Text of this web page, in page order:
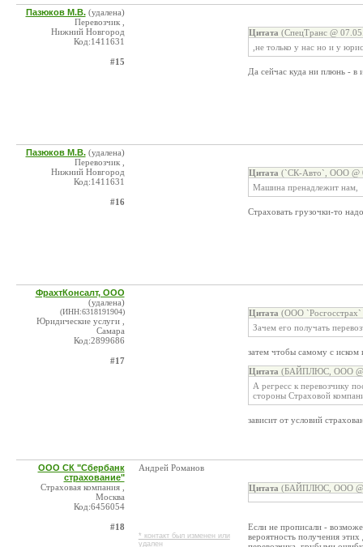
Пазюков М.В. (удалена)
Перевозчик ,
Нижний Новгород
Код:1411631
#15
Цитата (СпецТранс @
,не только у нас но и у
Да сейчас куда ни плюнь - в
Пазюков М.В. (удалена)
Перевозчик ,
Нижний Новгород
Код:1411631
#16
Цитата (`СК-Авто`, ООО @
Машина пренадлежит нам,
Страховать грузочки-то
ФрахтКонсалт, ООО
(удалена)
(ИНН:6318191904)
Юридические услуги ,
Самара
Код:2899686
#17
Цитата (ООО
Зачем его получать
затем чтобы самому с иском
Цитата (БАЙПЛЮС, ООО @
А регресс к перевозчику
стороны Страховой
зависит от условий
ООО СК "Сбербанк
страхование"
Страховая компания ,
Москва
Код:6456054
#18
Андрей Романов
* контакт был изменен или
удален
Цитата (БАЙПЛЮС, ООО @
Если не прописали -
вероятность получения